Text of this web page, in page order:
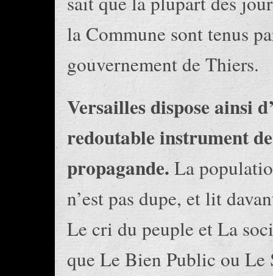
la Commune sont tenus
gouvernement de Thiers.
Versailles dispose ainsi
redoutable instrument de
propagande. La
n’est pas dupe, et lit
Le cri du peuple et La
que Le Bien Public ou Le